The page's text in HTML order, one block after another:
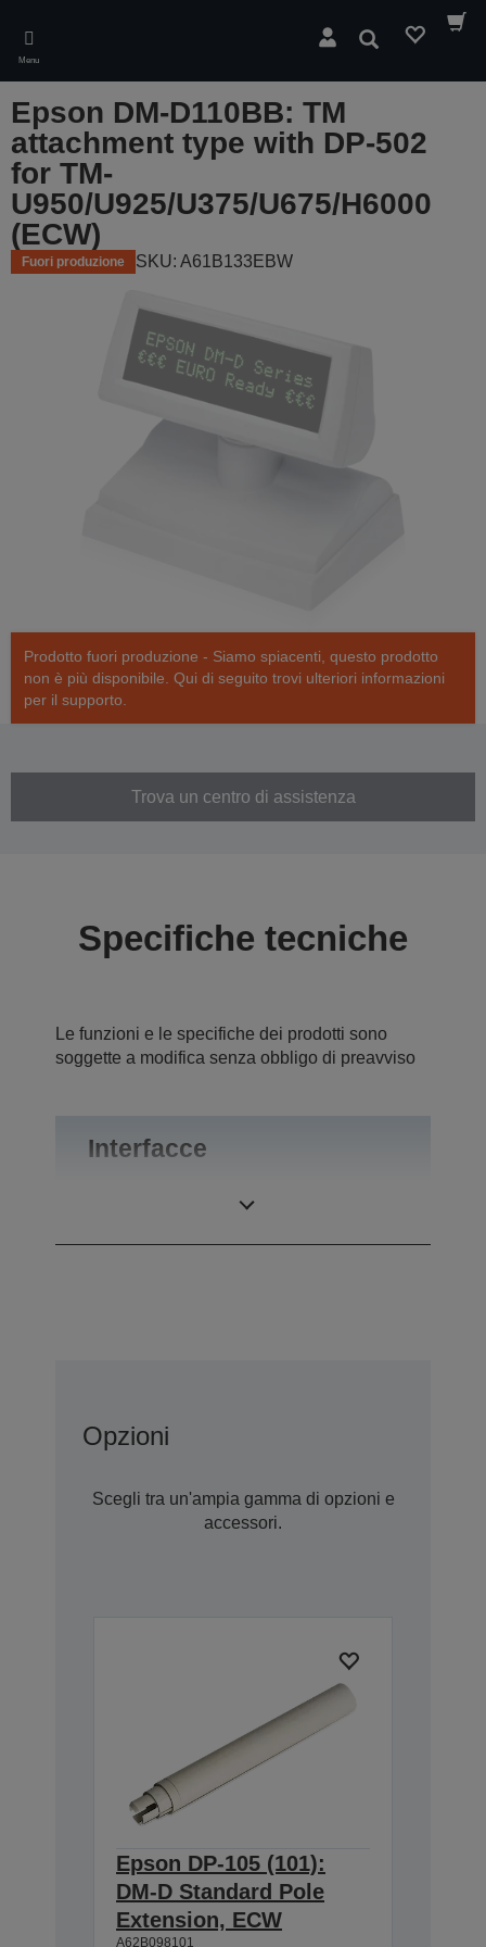
main
content
Menu
Cerca
Epson DM-D110BB: TM
attachment type with DP-502
for TM-
U950/U925/U375/U675/H6000
(ECW)
Fuori produzione SKU: A61B133EBW
Prodotto fuori produzione - Siamo spiacenti, questo prodotto
non è più disponibile. Qui di seguito trovi ulteriori informazioni
per il supporto.
Trova un centro di assistenza
Specifiche tecniche
Le funzioni e le specifiche dei prodotti sono
soggette a modifica senza obbligo di preavviso
Interfacce
Opzioni
Scegli tra un'ampia gamma di opzioni e
accessori.
Epson DP-105 (101):
DM-D Standard Pole
Extension, ECW
A62B098101